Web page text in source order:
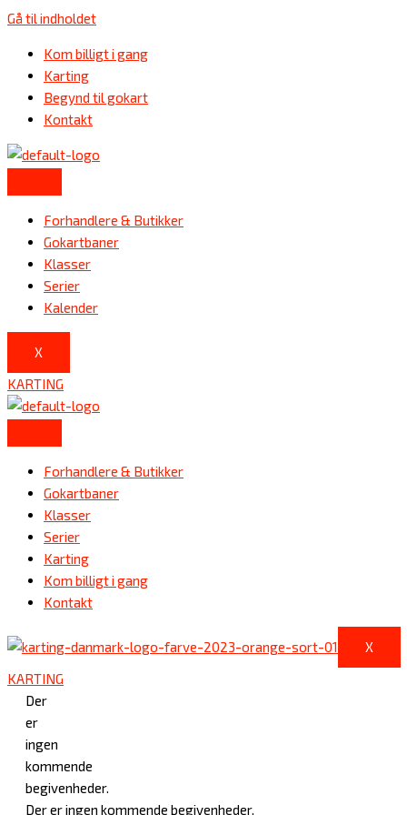
Gå til indholdet
Kom billigt i gang
Karting
Begynd til gokart
Kontakt
Forhandlere & Butikker
Gokartbaner
Klasser
Serier
Kalender
X
KARTING
Forhandlere & Butikker
Gokartbaner
Klasser
Serier
Karting
Kom billigt i gang
Kontakt
X
KARTING
Der
er
ingen
kommende
begivenheder.
Der er ingen kommende begivenheder.